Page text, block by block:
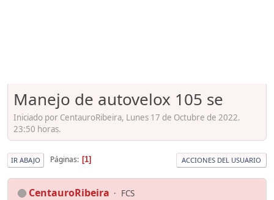
Manejo de autovelox 105 se
Iniciado por CentauroRibeira, Lunes 17 de Octubre de 2022.
23:50 horas.
IR ABAJO Páginas 1 ACCIONES DEL USUARIO
CentauroRibeira FCS